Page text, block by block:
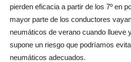
pierden eficacia a partir de los 7º en
mayor parte de los conductores
neumáticos de verano cuando llueve
supone un riesgo que podríamos
neumáticos adecuados.